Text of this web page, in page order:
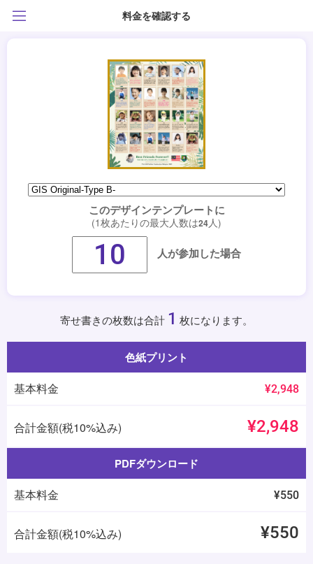
料金を確認する
このデザインテンプレートに
(1枚あたりの最大人数は24人)
人が参加した場合
寄せ書きの枚数は合計 1 枚になります。
色紙プリント
基本料金 ¥2,948
合計金額(税10%込み) ¥2,948
PDFダウンロード
基本料金 ¥550
合計金額(税10%込み) ¥550